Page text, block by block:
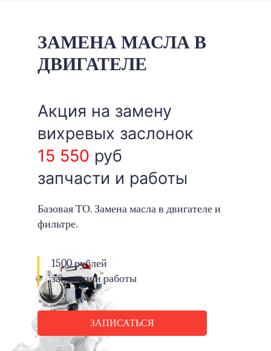
ЗАМЕНА МАСЛА В
ДВИГАТЕЛЕ
Акция на замену
вихревых заслонок
15 550 руб
запчасти и работы
Базовая ТО. Замена масла в двигателе и
фильтре.
1500 рублей
запчасти и работы
ЗАПИСАТЬСЯ